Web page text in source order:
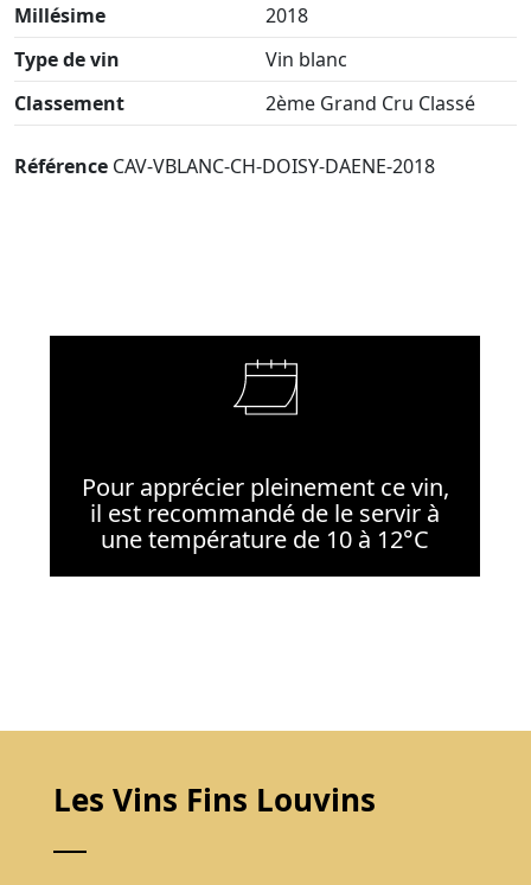
Millésime
2018
Type de vin
Vin blanc
Classement
2ème Grand Cru Classé
Référence CAV-VBLANC-CH-DOISY-DAENE-2018
Pour apprécier pleinement ce vin,
il est recommandé de le servir à
une température de 10 à 12°C
Les Vins Fins Louvins